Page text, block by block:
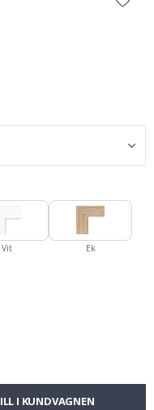
Vit Ek
I KUNDVAGNEN